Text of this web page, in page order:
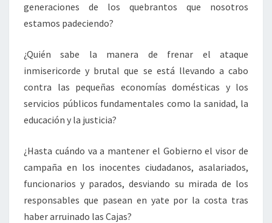
generaciones de los quebrantos que nosotros
estamos padeciendo?
¿Quién sabe la manera de frenar el ataque
inmisericorde y brutal que se está llevando a cabo
contra las pequeñas economías domésticas y los
servicios públicos fundamentales como la sanidad, la
educación y la justicia?
¿Hasta cuándo va a mantener el Gobierno el visor de
campaña en los inocentes ciudadanos, asalariados,
funcionarios y parados, desviando su mirada de los
responsables que pasean en yate por la costa tras
haber arruinado las Cajas?